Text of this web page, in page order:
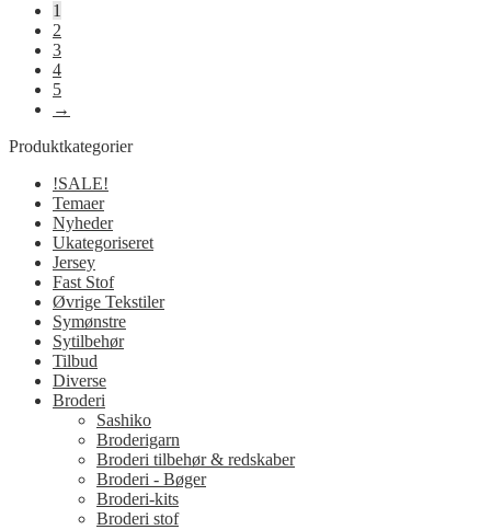
1
2
3
4
5
→
Produktkategorier
!SALE!
Temaer
Nyheder
Ukategoriseret
Jersey
Fast Stof
Øvrige Tekstiler
Symønstre
Sytilbehør
Tilbud
Diverse
Broderi
Sashiko
Broderigarn
Broderi tilbehør & redskaber
Broderi - Bøger
Broderi-kits
Broderi stof